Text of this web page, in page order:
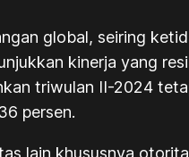
global, seiring
kinerja yang
triwulan II-2024
persen.
lain khususnya